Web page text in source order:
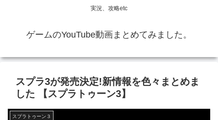
実況、攻略etc
ゲームのYouTube動画まとめてみました。
スプラ3が発売決定!新情報を色々まとめま
した 【スプラトゥーン3】
スプラトゥーン３